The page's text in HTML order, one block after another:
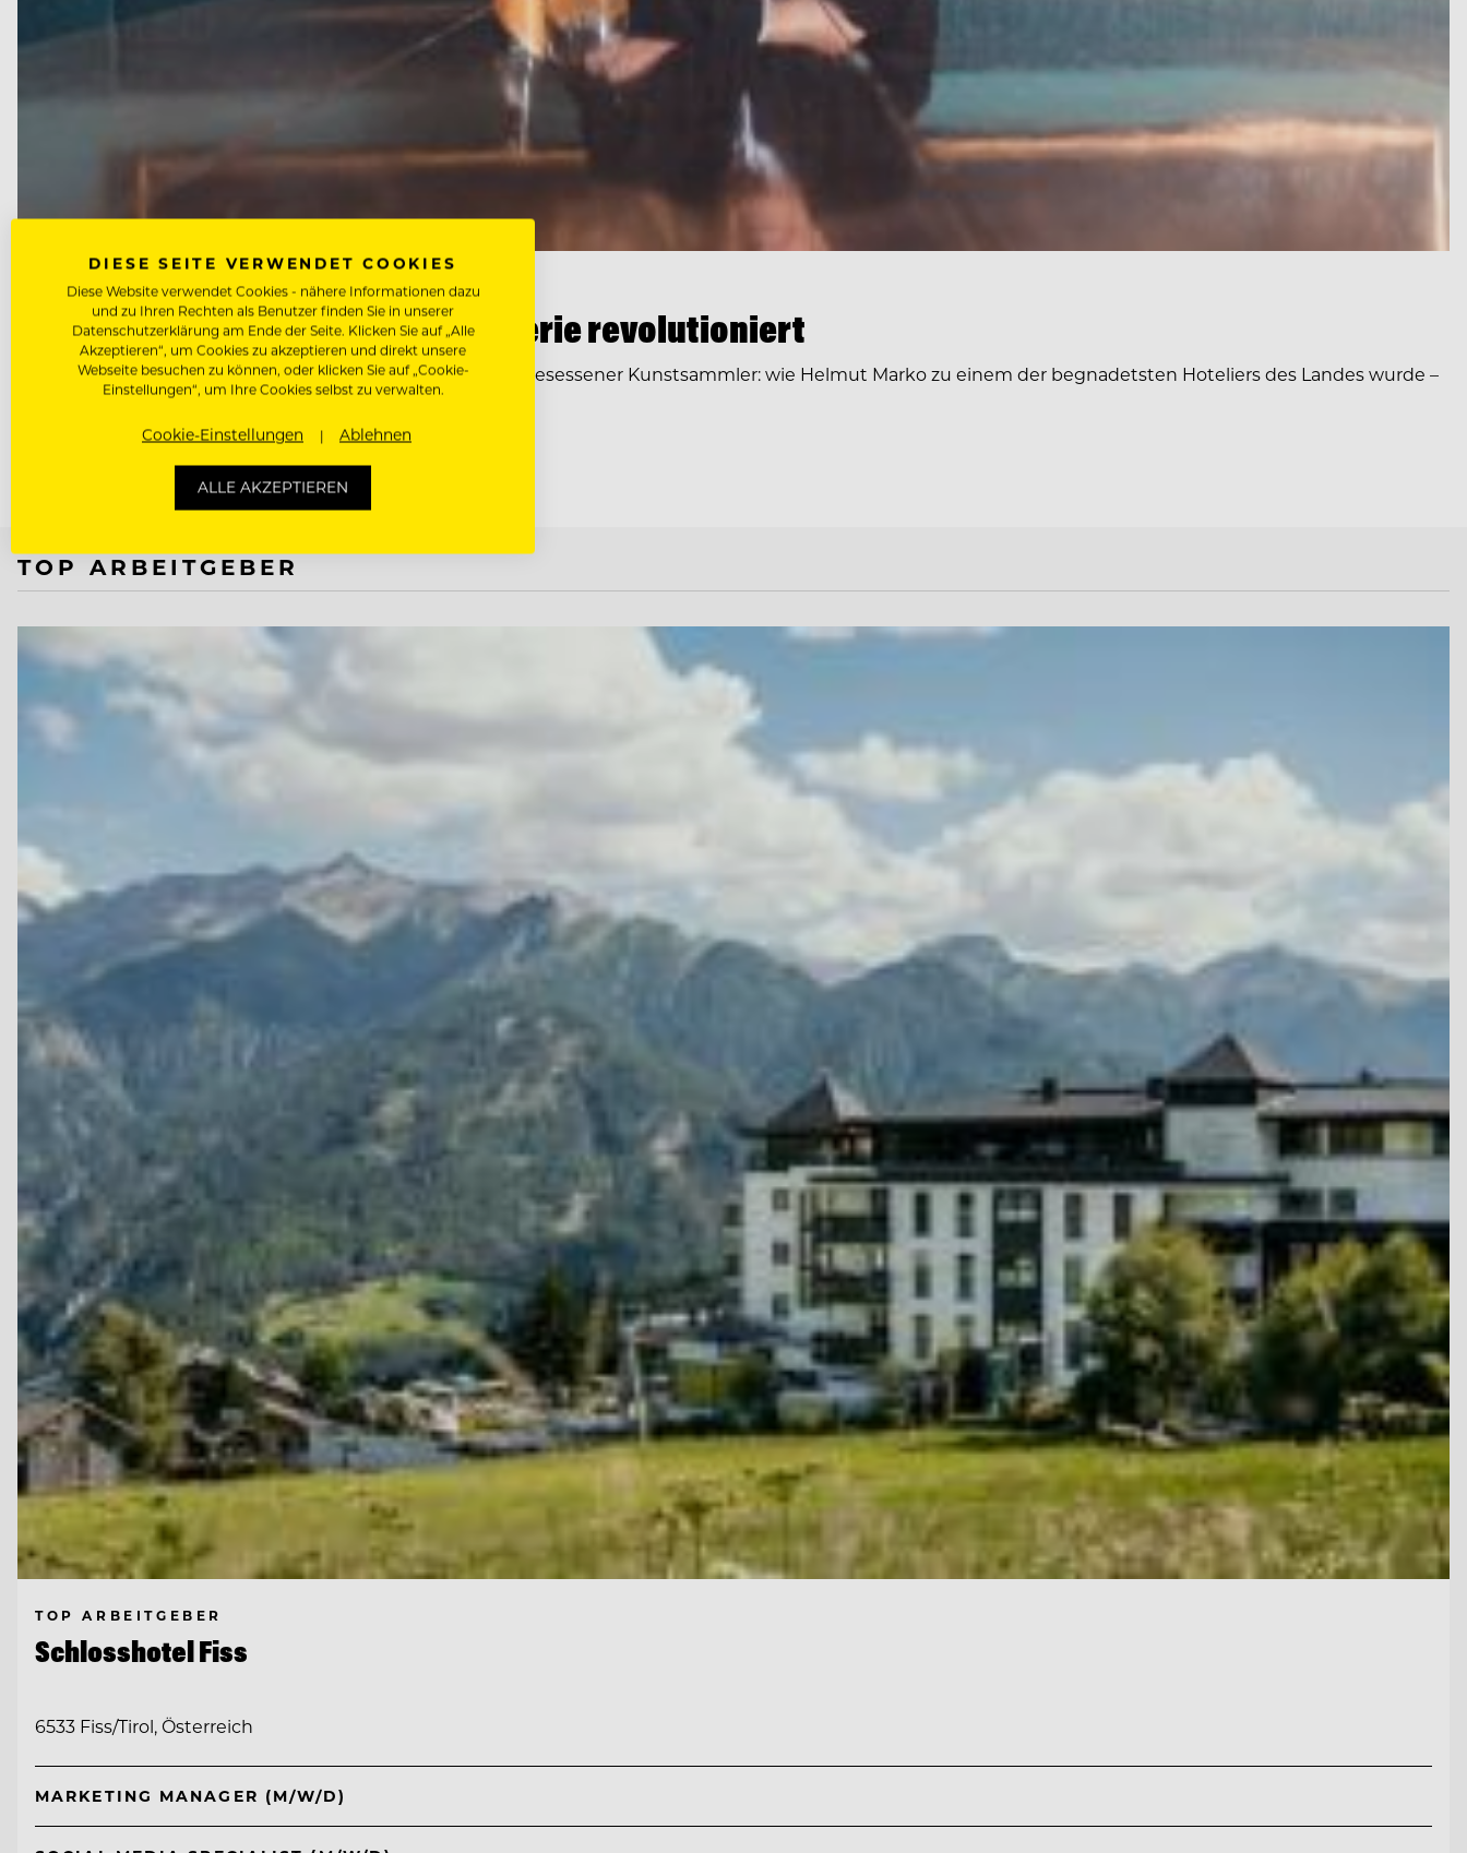
PEOPLE
Wie Helmut Marko die Stadthotellerie revolutioniert
Doktor der Jurisprudenz, weltberühmter Rennfahrer und besessener Kunstsammler: wie Helmut Marko zu einem der begnadetsten Hoteliers des Landes wurde –
und wann Quereinsteiger für ihn…
TOP ARBEITGEBER
TOP ARBEITGEBER
Schlosshotel Fiss
6533 Fiss/Tirol, Österreich
MARKETING MANAGER (M/W/D)
DIESE SEITE VERWENDET COOKIES
Diese Website verwendet Cookies - nähere Informationen dazu
und zu Ihren Rechten als Benutzer finden Sie in unserer
Datenschutzerklärung am Ende der Seite. Klicken Sie auf „Alle
Akzeptieren“, um Cookies zu akzeptieren und direkt unsere
Webseite besuchen zu können, oder klicken Sie auf „Cookie-
Einstellungen“, um Ihre Cookies selbst zu verwalten.
Cookie-Einstellungen Ablehnen
ALLE AKZEPTIEREN